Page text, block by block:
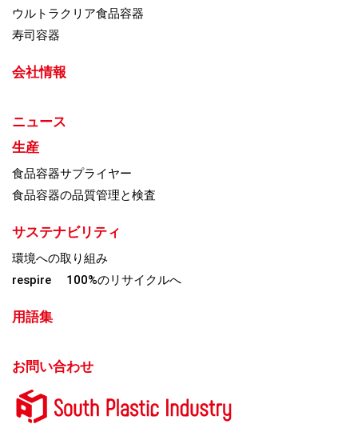
ウルトラクリア食品容器
寿司容器
会社情報
ニュース
生産
食品容器サプライヤー
食品容器の品質管理と検査
サステナビリティ
環境への取り組み
respire 100%のリサイクルへ
用語集
お問い合わせ